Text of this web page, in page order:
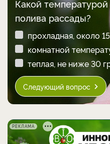
Какой
полива рассады?
прохладная, около
комнатной
теплая, не ниже 30
Следующий вопрос
РЕКЛАМА